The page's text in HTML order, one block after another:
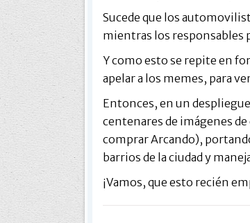
Sucede que los
mientras los responsables
Y como esto se repite en
apelar a los memes, para
Entonces, en un
centenares de imágenes
comprar Arcando),
barrios de la ciudad y
¡Vamos, que esto recién